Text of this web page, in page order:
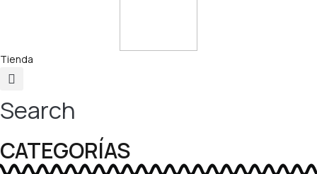
Tienda
Search
CATEGORÍAS